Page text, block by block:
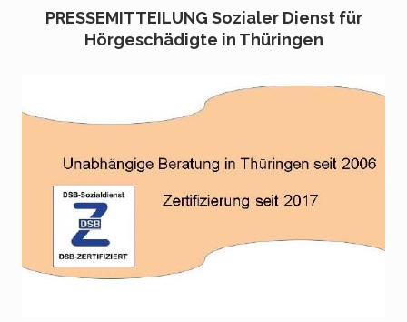
PRESSEMITTEILUNG Sozialer Dienst für
Hörgeschädigte in Thüringen